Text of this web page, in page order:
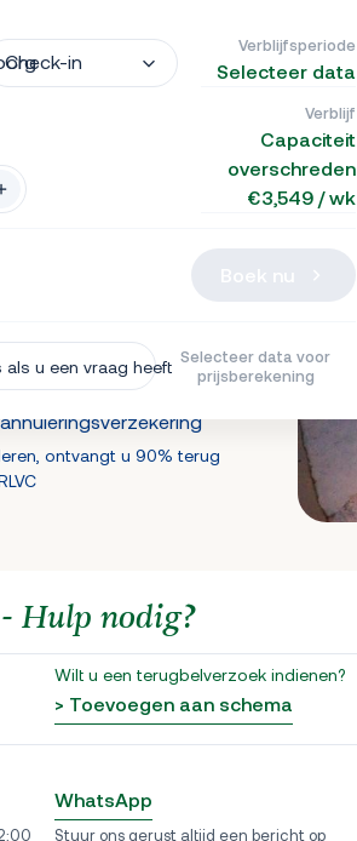
Check-in
Verblijfsperiode
Selecteer data
Verblijf
Capaciteit
overschreden
€3,549 / wk
als u een vraag heeft Selecteer data voor
prijsberekening
ontvangt u 90% terug
Hulp nodig?
Wilt u een terugbelverzoek indienen?
> Toevoegen aan schema
WhatsApp
Stuur ons gerust altijd een bericht op